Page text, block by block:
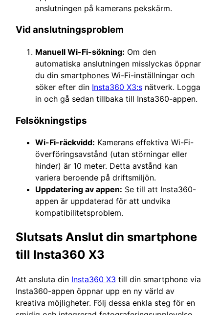
anslutningen på kamerans pekskärm.
Vid anslutningsproblem
Manuell Wi-Fi-sökning: Om den
automatiska anslutningen misslyckas öppnar
du din smartphones Wi-Fi-inställningar och
söker efter din Insta360 X3:s nätverk. Logga
in och gå sedan tillbaka till Insta360-appen.
Felsökningstips
Wi-Fi-räckvidd: Kamerans effektiva Wi-Fi-
överföringsavstånd (utan störningar eller
hinder) är 10 meter. Detta avstånd kan
variera beroende på driftsmiljön.
Uppdatering av appen: Se till att Insta360-
appen är uppdaterad för att undvika
kompatibilitetsproblem.
Slutsats Anslut din smartphone
till Insta360 X3
Att ansluta din Insta360 X3 till din smartphone via
Insta360-appen öppnar upp en ny värld av
kreativa möjligheter. Följ dessa enkla steg för en